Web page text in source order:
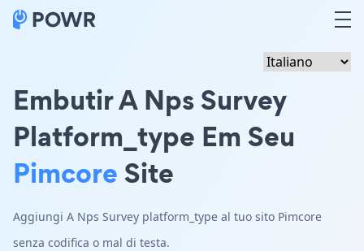
Embutir A Nps Survey
Platform_type Em Seu
PimcoreSite
Aggiungi A Nps Survey platform_type al tuo sito Pimcore
senza codifica o mal di testa.